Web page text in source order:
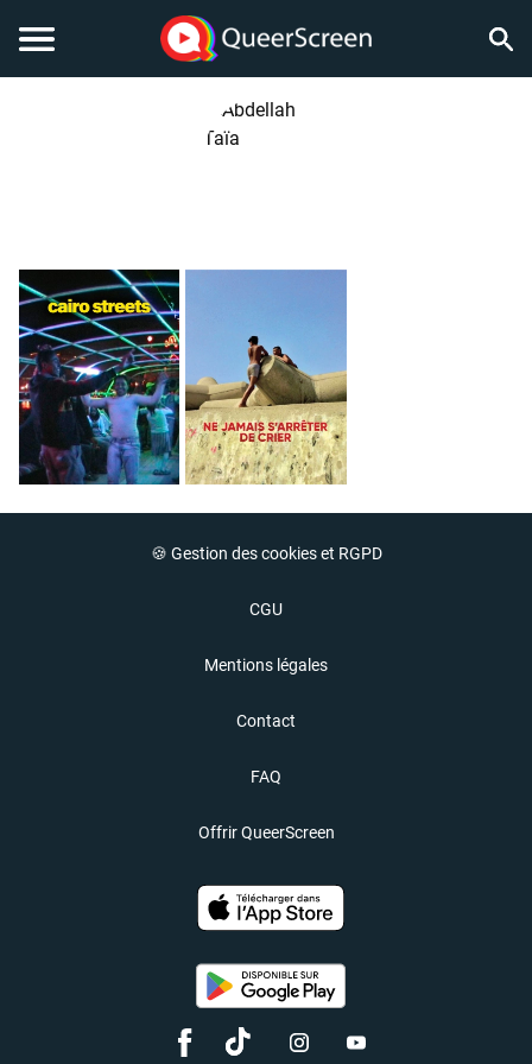
🍪 Gestion des cookies et RGPD
CGU
Mentions légales
Contact
FAQ
Offrir QueerScreen